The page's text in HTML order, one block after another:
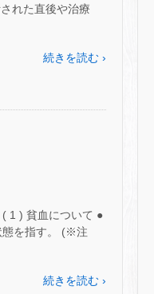
れた直後や治療
続きを読む ›
( 1 ) 貧血について ●
態を指す。 (※注
続きを読む ›